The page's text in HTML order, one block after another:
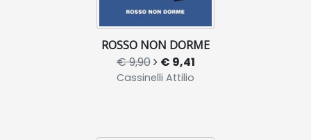
ROSSO NON DORME
€ 9,90 € 9,41
Cassinelli Attilio